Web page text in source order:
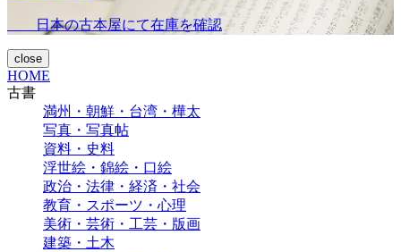
日本の古本屋にて在庫を確認
close
HOME
古書
満州・朝鮮・台湾・樺太
写真・写真帖
資料・史料
浮世絵・錦絵・口絵
政治・法律・経済・社会
教育・スポーツ・心理
美術・芸術・工芸・版画
建築・土木